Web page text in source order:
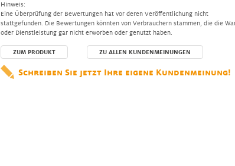
Hinweis:
Eine Überprüfung der Bewertungen hat vor deren Veröffentlichung nicht
stattgefunden. Die Bewertungen könnten von Verbrauchern stammen, die die
oder Dienstleistung gar nicht erworben oder genutzt haben.
ZUM PRODUKT ZU ALLEN KUNDENMEINUNGEN
Schreiben Sie jetzt Ihre eigene Kundenmeinung!